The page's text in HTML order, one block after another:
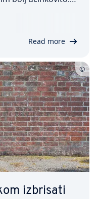
Read more
izbrisati